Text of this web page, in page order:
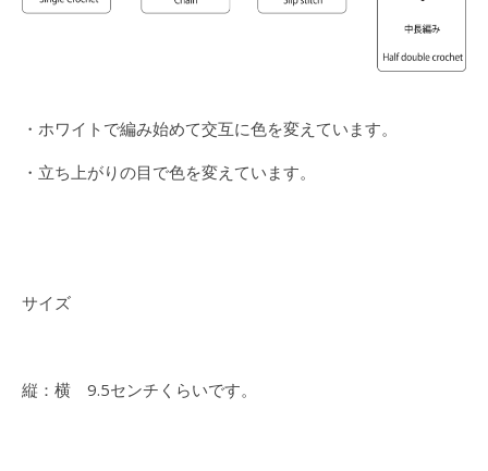
・ホワイトで編み始めて交互に色を変えています。
・立ち上がりの目で色を変えています。
サイズ
縦：横 9.5センチくらいです。